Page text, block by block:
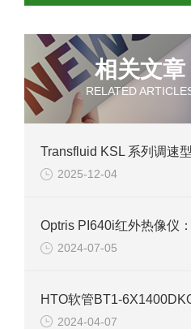
AC-
AC-
AC-
相关文章
RELATED
2025-12-04
2024-07-05
2024-04-07